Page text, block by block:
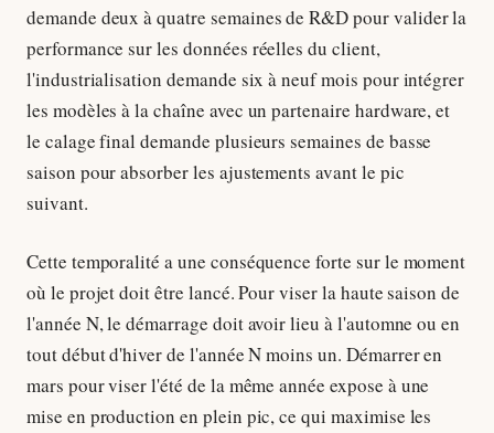
demande deux à quatre semaines de R&D pour valider la
performance sur les données réelles du client,
l'industrialisation demande six à neuf mois pour intégrer
les modèles à la chaîne avec un partenaire hardware, et
le calage final demande plusieurs semaines de basse
saison pour absorber les ajustements avant le pic
suivant.
Cette temporalité a une conséquence forte sur le moment
où le projet doit être lancé. Pour viser la haute saison de
l'année N, le démarrage doit avoir lieu à l'automne ou en
tout début d'hiver de l'année N moins un. Démarrer en
mars pour viser l'été de la même année expose à une
mise en production en plein pic, ce qui maximise les